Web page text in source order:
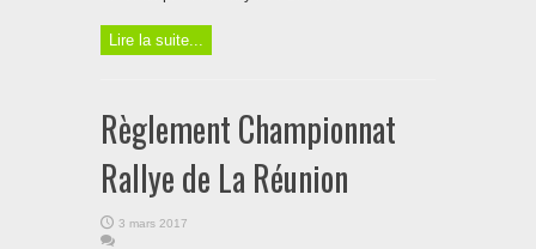
Lire la suite...
Règlement Championnat
Rallye de La Réunion
3 mars 2017